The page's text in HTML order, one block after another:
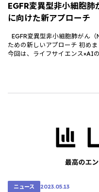
EGFR変異型非小細胞
に向けた新アプローチ
EGFR変異型非小細胞肺がん
ための新しいアプローチ 初め
今回は、ライフサイエンス×AI
ニュース 2023.05.13